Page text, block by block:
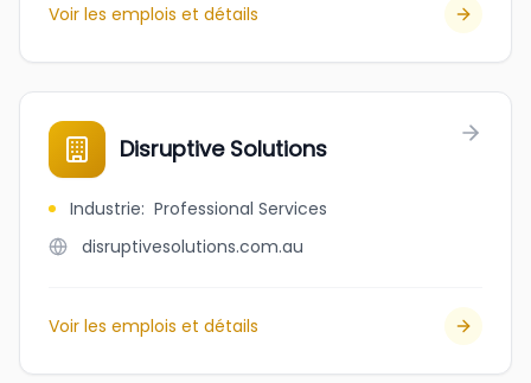
Voir les emplois et détails
Disruptive Solutions
Industrie: Professional Services
disruptivesolutions.com.au
Voir les emplois et détails